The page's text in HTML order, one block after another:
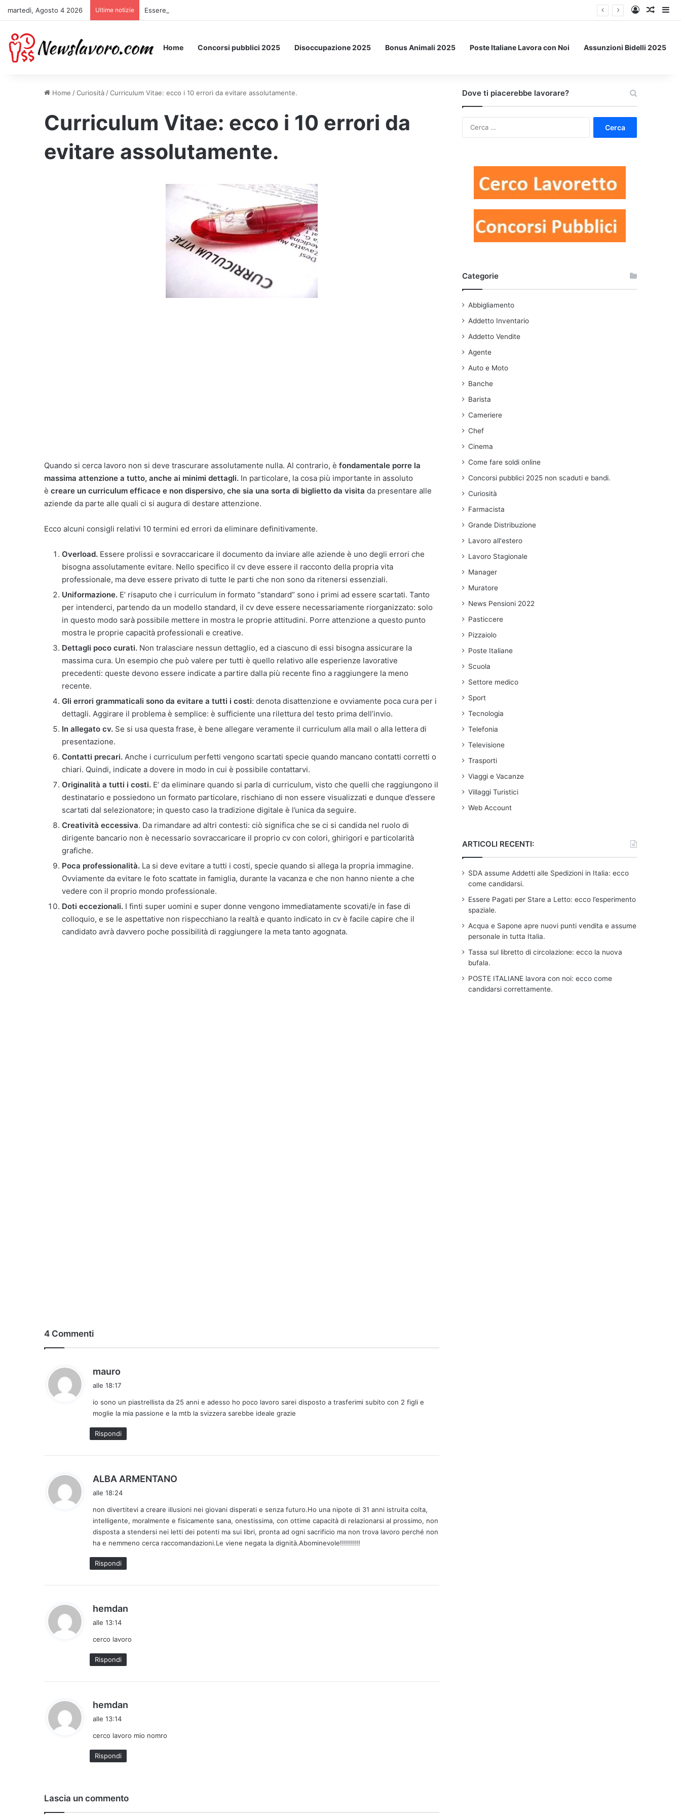
martedì, Agosto 4 2026 Ultime notizie Essere Pagati per Stare a Letto: ecco l’esperimento spaziale. Accedi
Un
Home Concorsi pubblici 2025 Disoccupazione 2025 Bonus Animali 2025 Poste Italiane Lavora con Noi Assunzioni Bidelli 2025
Home /Curiosità /Curriculum Vitae: ecco i 10 errori da evitare assolutamente.
Curriculum Vitae: ecco i 10 errori da
evitare assolutamente.
Quando si cerca lavoro non si deve trascurare assolutamente nulla. Al contrario, è fondamentale porre la
massima attenzione a tutto, anche ai minimi dettagli. In particolare, la cosa più importante in assoluto
è creare un curriculum efficace e non dispersivo, che sia una sorta di biglietto da visita da presentare alle
aziende da parte alle quali ci si augura di destare attenzione.
Ecco alcuni consigli relativi 10 termini ed errori da eliminare definitivamente.
Overload. Essere prolissi e sovraccaricare il documento da inviare alle aziende è uno degli errori che
bisogna assolutamente evitare. Nello specifico il cv deve essere il racconto della propria vita
professionale, ma deve essere privato di tutte le parti che non sono da ritenersi essenziali.
Uniformazione. E’ risaputo che i curriculum in formato “standard” sono i primi ad essere scartati. Tanto
per intenderci, partendo da un modello standard, il cv deve essere necessariamente riorganizzato: solo
in questo modo sarà possibile mettere in mostra le proprie attitudini. Porre attenzione a questo punto
mostra le proprie capacità professionali e creative.
Dettagli poco curati. Non tralasciare nessun dettaglio, ed a ciascuno di essi bisogna assicurare la
massima cura. Un esempio che può valere per tutti è quello relativo alle esperienze lavorative
precedenti: queste devono essere indicate a partire dalla più recente fino a raggiungere la meno
recente.
Gli errori grammaticali sono da evitare a tutti i costi: denota disattenzione e ovviamente poca cura per i
dettagli. Aggirare il problema è semplice: è sufficiente una rilettura del testo prima dell’invio.
In allegato cv. Se si usa questa frase, è bene allegare veramente il curriculum alla mail o alla lettera di
presentazione.
Contatti precari. Anche i curriculum perfetti vengono scartati specie quando mancano contatti corretti o
chiari. Quindi, indicate a dovere in modo in cui è possibile contattarvi.
Originalità a tutti i costi. E’ da eliminare quando si parla di curriculum, visto che quelli che raggiungono il
destinatario e possiedono un formato particolare, rischiano di non essere visualizzati e dunque d’essere
scartati dal selezionatore; in questo caso la tradizione digitale è l’unica da seguire.
Creatività eccessiva. Da rimandare ad altri contesti: ciò significa che se ci si candida nel ruolo di
dirigente bancario non è necessario sovraccaricare il proprio cv con colori, ghirigori e particolarità
grafiche.
Poca professionalità. La si deve evitare a tutti i costi, specie quando si allega la propria immagine.
Ovviamente da evitare le foto scattate in famiglia, durante la vacanza e che non hanno niente a che
vedere con il proprio mondo professionale.
Doti eccezionali. I finti super uomini e super donne vengono immediatamente scovati/e in fase di
colloquio, e se le aspettative non rispecchiano la realtà e quanto indicato in cv è facile capire che il
candidato avrà davvero poche possibilità di raggiungere la meta tanto agognata.
4 Commenti
mauro
e
t
o
alle 18:17
io sono un piastrellista da 25 anni e adesso ho poco lavoro sarei disposto a trasferimi subito con 2 figli e
moglie la mia passione e la mtb la svizzera sarebbe ideale grazie
Rispondi
ALBA ARMENTANO
e
t
t
o
alle 18:24
non divertitevi a creare illusioni nei giovani disperati e senza futuro.Ho una nipote di 31 anni istruita colta,
intelligente, moralmente e fisicamente sana, onestissima, con ottime capacità di relazionarsi al prossimo, non
disposta a stendersi nei letti dei potenti ma sui libri, pronta ad ogni sacrificio ma non trova lavoro perché non
ha e nemmeno cerca raccomandazioni.Le viene negata la dignità.Abominevole!!!!!!!!!!
Rispondi
hemdan
e
alle 13:14
cerco lavoro
Rispondi
hemdan
e
alle 13:14
cerco lavoro mio nomro
Rispondi
Lascia un commento
Dove ti piacerebbe lavorare?
Categorie
Abbigliamento
Addetto Inventario
Addetto Vendite
Agente
Auto e Moto
Banche
Barista
Cameriere
Chef
Cinema
Come fare soldi online
Concorsi pubblici 2025 non scaduti e bandi.
Curiosità
Farmacista
Grande Distribuzione
Lavoro all'estero
Lavoro Stagionale
Manager
Muratore
News Pensioni 2022
Pasticcere
Pizzaiolo
Poste Italiane
Scuola
Settore medico
Sport
Tecnologia
Telefonia
Televisione
Trasporti
Viaggi e Vacanze
Villaggi Turistici
Web Account
ARTICOLI RECENTI:
SDA assume Addetti alle Spedizioni in Italia: ecco
come candidarsi.
Essere Pagati per Stare a Letto: ecco l’esperimento
spaziale.
Acqua e Sapone apre nuovi punti vendita e assume
personale in tutta Italia.
Tassa sul libretto di circolazione: ecco la nuova
bufala.
POSTE ITALIANE lavora con noi: ecco come
candidarsi correttamente.